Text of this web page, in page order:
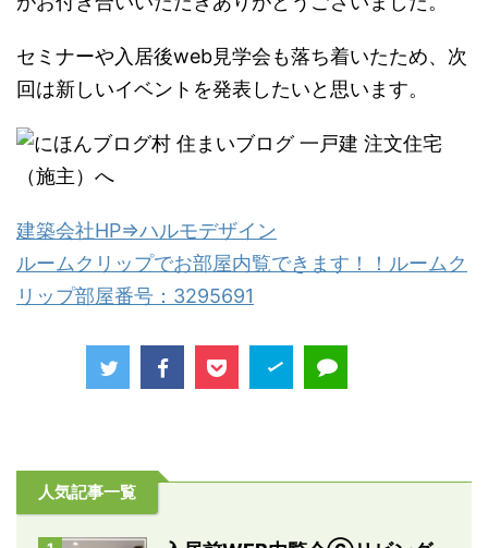
セミナーや入居後web見学会も落ち着いたため、次
回は新しいイベントを発表したいと思います。
建築会社HP⇒ハルモデザイン
ルームクリップでお部屋内覧できます！！ルームク
リップ部屋番号：3295691
人気記事一覧